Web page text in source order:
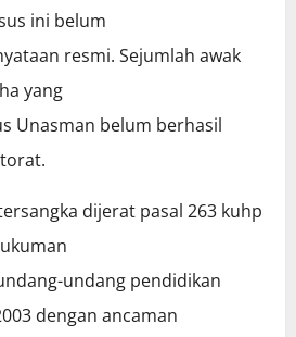
ini belum
resmi. Sejumlah awak
yang
Unasman belum berhasil
dijerat pasal 263 kuhp
undang pendidikan
dengan ancaman